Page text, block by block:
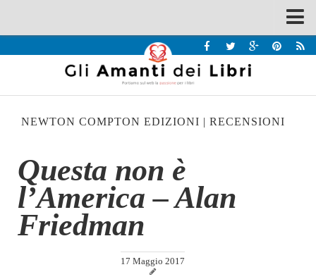
Recensioni
Interviste & Incontri
Bandi
Chi siamo
Contatti
Eventi
NEWTON COMPTON EDIZIONI | RECENSIONI
Questa non è
l’America – Alan
Friedman
17 Maggio 2017